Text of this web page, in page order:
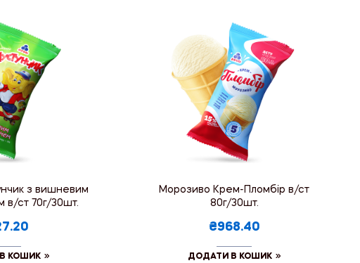
з вишневим
в/ст 70г/30шт.
КОШИК
Морозиво Крем-Пломбір в/ст
80г/30шт.
₴968.40
ДОДАТИ В КОШИК